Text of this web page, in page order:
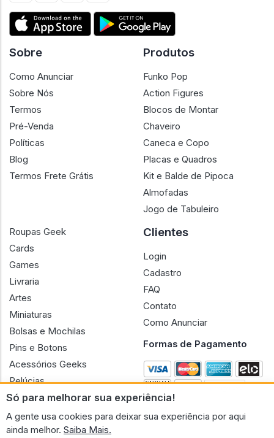
Só para melhorar sua experiência!
A gente usa cookies para deixar sua experiência por aqui
ainda melhor. Saiba Mais.
Sobre
Como Anunciar
Sobre Nós
Termos
Pré-Venda
Políticas
Blog
Termos Frete Grátis
Produtos
Funko Pop
Action Figures
Blocos de Montar
Chaveiro
Caneca e Copo
Placas e Quadros
Kit e Balde de Pipoca
Almofadas
Jogo de Tabuleiro
Roupas Geek
Cards
Games
Livraria
Artes
Miniaturas
Bolsas e Mochilas
Pins e Botons
Acessórios Geeks
Pelúcias
Bonecas
Clientes
Login
Cadastro
FAQ
Contato
Como Anunciar
Formas de Pagamento